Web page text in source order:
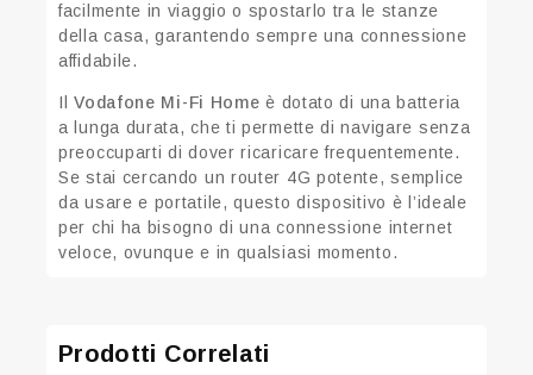
facilmente in viaggio o spostarlo tra le stanze
della casa, garantendo sempre una connessione
affidabile.
IlVodafone Mi-Fi Home è dotato di una batteria
a lunga durata, che ti permette di navigare senza
preoccuparti di dover ricaricare frequentemente.
Se stai cercando un router 4G potente, semplice
da usare e portatile, questo dispositivo è l’ideale
per chi ha bisogno di una connessione internet
veloce, ovunque e in qualsiasi momento.
Prodotti Correlati